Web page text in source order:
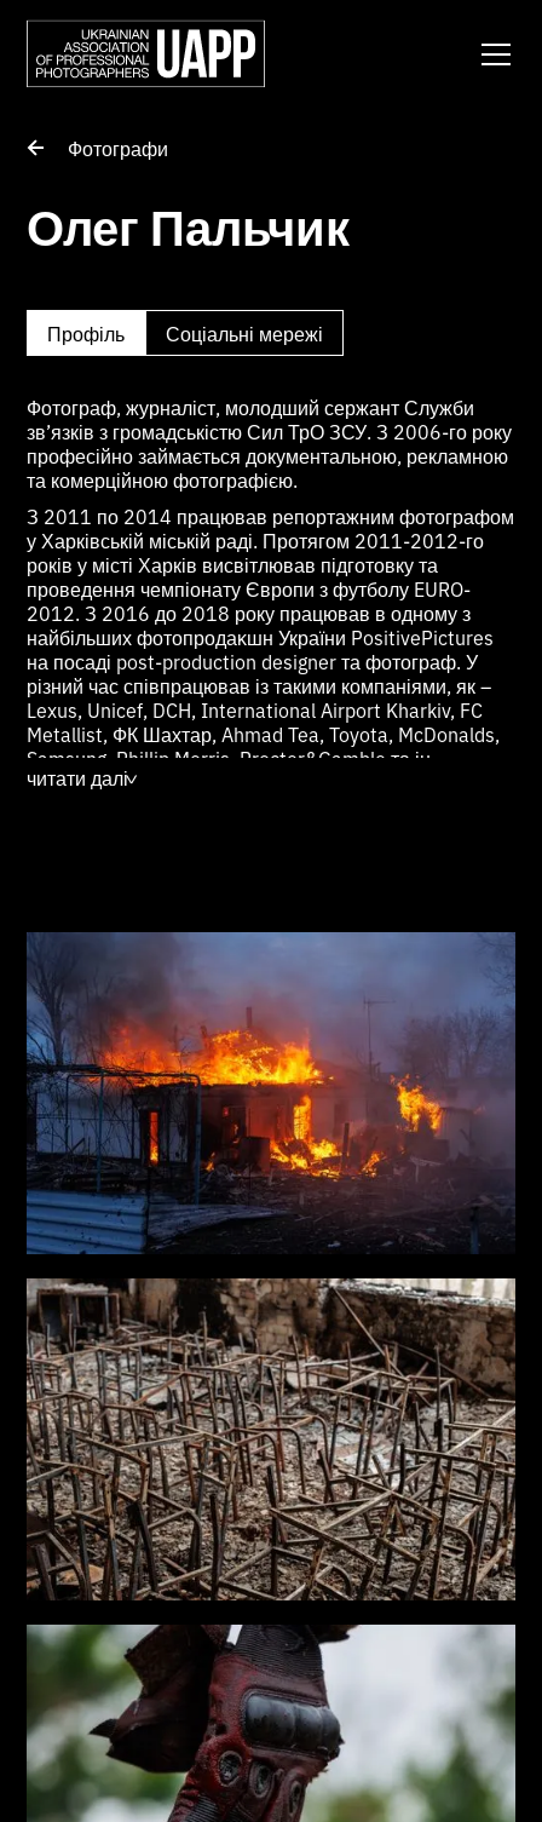
Фотографи
Олег Пальчик
Профіль Соціальні мережі
Фотограф, журналіст, молодший сержант Служби
зв’язків з громадськістю Сил ТрО ЗСУ. З 2006-го року
професійно займається документальною, рекламною
та комерційною фотографією.
З 2011 по 2014 працював репортажним фотографом
у Харківській міській раді. Протягом 2011-2012-го
років у місті Харків висвітлював підготовку та
проведення чемпіонату Європи з футболу EURO-
2012. З 2016 до 2018 року працював в одному з
найбільших фотопродаĸшн України PositivePictures
на посаді post-production designer та фотограф. У
різний час співпрацював із такими компаніями, як –
Lexus, Unicef, DCH, International Airport Kharkiv, FC
Metallist, ФК Шахтар, Ahmad Tea, Toyota, McDonalds,
Samsung, Phillip Morris, Procter&Gamble та ін.
Провів декілька персональних фотовиставок:
Ukraine), «Обличчя війни» (2022, Ukraine),
«Довжиною в війну» (2023, Ukraine-World).
Як співавтор брав участь у виданні фотоальбомів
«Euro Holidays in Kharkov» (Kharkov, 2013) та
«Kharkov sources» (Kharkov, 2013). Обидва за
ініціативою та підтримкою Харківської міської ради та
Харківської обласної ради. Спільна робота Michael
Wharley (London) та Олега Пальчика взяла золото в
номінації «Портрет» на конкурсі «British Institute of
Professional Photography National Awards 2018».
Нагороджений відзнакою Міністерства Оборони
України медаллю «Хрест доблесті», відзнакою
командувача ОСУВ «Таврія» медаллю «За службу
державі», нагрудним знаком «Щит Сил
Територіальної Оборони ЗСУ» та грамотою
Міністерства Оборони України «За краще висвітлення
військової тематики у творах літератури та
мистецтва».
читати далі>